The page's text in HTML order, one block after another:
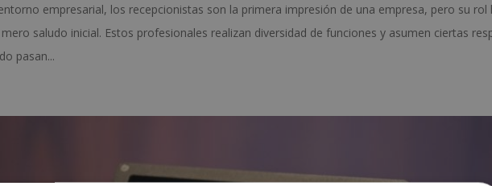
empresarial, los recepcionistas son la primera impresión de una empresa, pero su
saludo inicial. Estos profesionales realizan diversidad de funciones y asumen ciertas
pasan...